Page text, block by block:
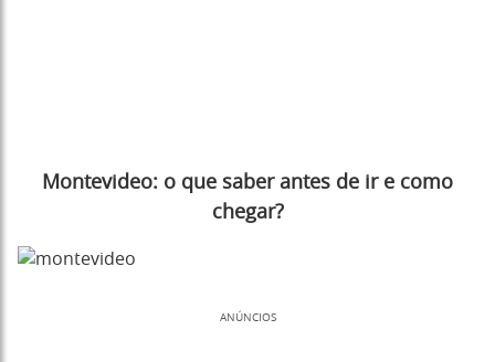
Montevideo: o que saber antes de ir e como
chegar?
ANÚNCIOS